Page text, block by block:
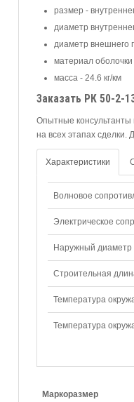
размер -
диаметр
диаметр внешнего
материал
масса - 24.6 кг/км
Заказать РК 50-2-
Опытные
на всех этапах сделки.
Характеристики
Волновое
Электрическое
Наружный диаметр
Строительная
Температура
Температура
Маркоразмер